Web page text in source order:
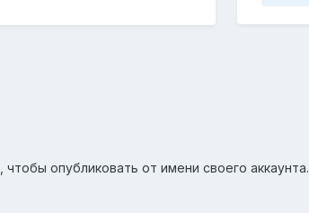
, чтобы опубликовать от имени своего аккаунта.